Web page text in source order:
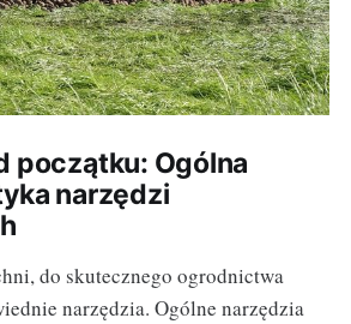
początku: Ogólna
narzędzi
do skutecznego ogrodnictwa
narzędzia. Ogólne narzędzia